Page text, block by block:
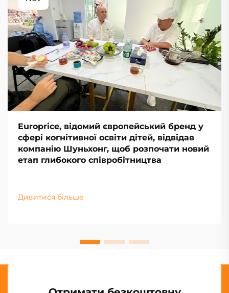
Europrice, відомий європейський бренд у
сфері когнітивної освіти дітей, відвідав
компанію Шуньхонг, щоб розпочати новий
етап глибокого співробітництва
Дивитися більше